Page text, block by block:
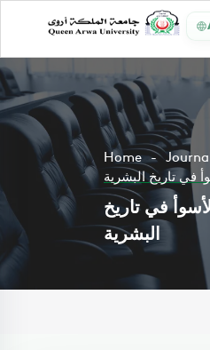
Home
في تاريخ البشرية
في تاريخ
البشرية